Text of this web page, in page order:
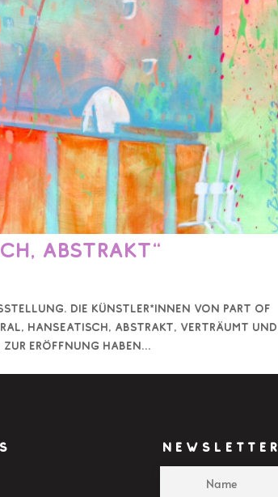
Abstrakt“
Die Künstler*innen von pART of
Hanseatisch, Abstrakt, verträumt und
Eröffnung haben...
NEWSLETTER